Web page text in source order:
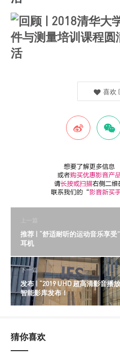
喜欢 (
上一篇
推荐 | “舒适耐听的运动音乐享受
耳机
下一篇
发布 | “2019 UHD 超高清影音播
智能影库发布！
猜你喜欢